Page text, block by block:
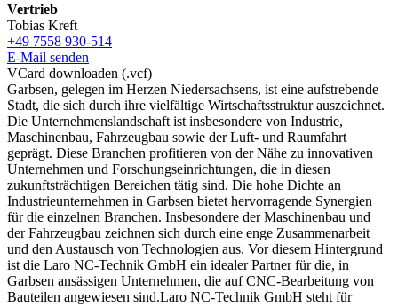
Vertrieb
Tobias Kreft
+49 7558 930-514
E-Mail senden
VCard downloaden (.vcf)
Garbsen, gelegen im Herzen Niedersachsens, ist eine aufstrebende
Stadt, die sich durch ihre vielfältige Wirtschaftsstruktur auszeichnet.
Die Unternehmenslandschaft ist insbesondere von Industrie,
Maschinenbau, Fahrzeugbau sowie der Luft- und Raumfahrt
geprägt. Diese Branchen profitieren von der Nähe zu innovativen
Unternehmen und Forschungseinrichtungen, die in diesen
zukunftsträchtigen Bereichen tätig sind. Die hohe Dichte an
Industrieunternehmen in Garbsen bietet hervorragende Synergien
für die einzelnen Branchen. Insbesondere der Maschinenbau und
der Fahrzeugbau zeichnen sich durch eine enge Zusammenarbeit
und den Austausch von Technologien aus. Vor diesem Hintergrund
ist die Laro NC-Technik GmbH ein idealer Partner für die, in
Garbsen ansässigen Unternehmen, die auf CNC-Bearbeitung von
Bauteilen angewiesen sind.Laro NC-Technik GmbH steht für